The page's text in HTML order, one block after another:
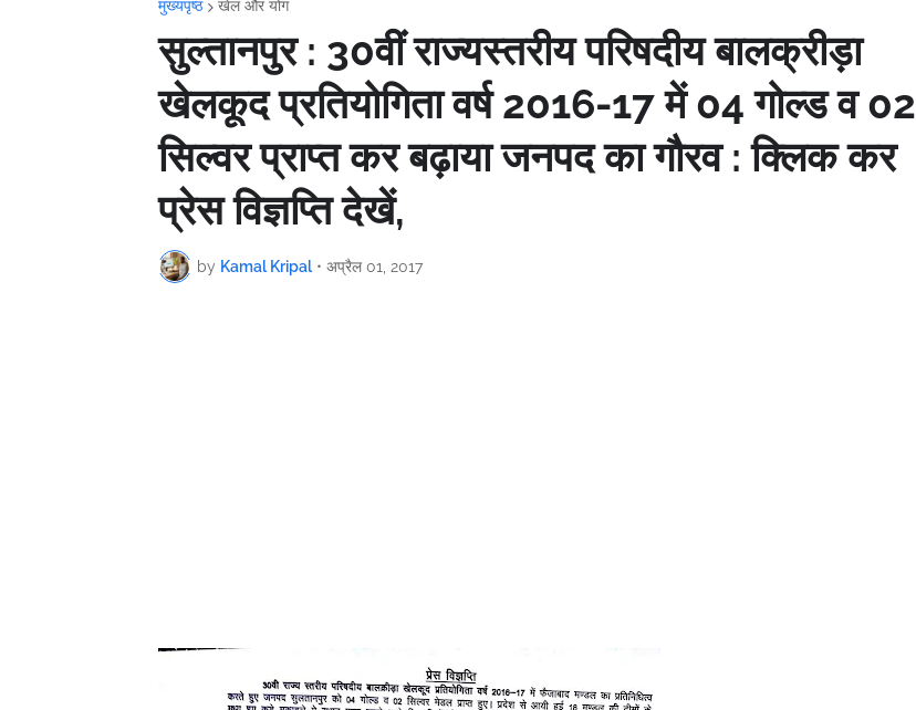
मुख्यपृष्ठ खेल और योग
सुल्तानपुर : 30वीं राज्यस्तरीय परिषदीय बालक्रीड़ा
खेलकूद प्रतियोगिता वर्ष 2016-17 में 04 गोल्ड व 02
सिल्वर प्राप्त कर बढ़ाया जनपद का गौरव : क्लिक कर
प्रेस विज्ञप्ति देखें,
by Kamal Kripal • अप्रैल 01, 2017